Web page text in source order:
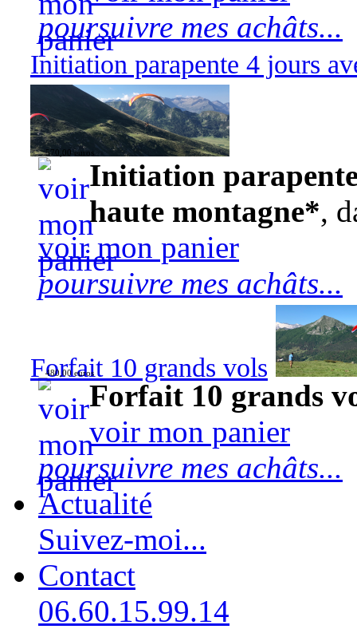
poursuivre mes achâts...
Initiation parapente 4 jours
570,00 euros
Initiation
haute montagne*,
voir mon panier
poursuivre mes achâts...
Forfait 10 grands vols
480,00 euros
Forfait 10 grands
voir mon panier
poursuivre mes achâts...
Actualité
Suivez-moi...
Contact
06.60.15.99.14